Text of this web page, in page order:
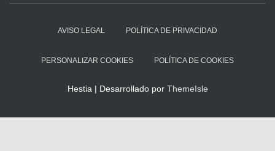
AVISO LEGAL POLÍTICA DE PRIVACIDAD
PERSONALIZAR COOKIES POLÍTICA DE COOKIES
Hestia | Desarrollado por ThemeIsle